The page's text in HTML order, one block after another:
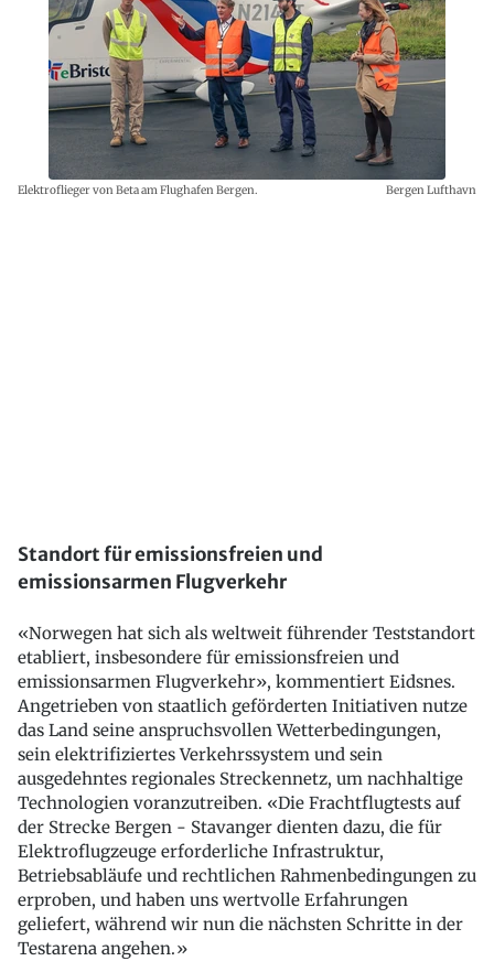
Elektroflieger von Beta am Flughafen Bergen. Bergen Lufthavn
Standort für emissionsfreien und
emissionsarmen Flugverkehr
«Norwegen hat sich als weltweit führender Teststandort
etabliert, insbesondere für emissionsfreien und
emissionsarmen Flugverkehr», kommentiert Eidsnes.
Angetrieben von staatlich geförderten Initiativen nutze
das Land seine anspruchsvollen Wetterbedingungen,
sein elektrifiziertes Verkehrssystem und sein
ausgedehntes regionales Streckennetz, um nachhaltige
Technologien voranzutreiben. «Die Frachtflugtests auf
der Strecke Bergen - Stavanger dienten dazu, die für
Elektroflugzeuge erforderliche Infrastruktur,
Betriebsabläufe und rechtlichen Rahmenbedingungen zu
erproben, und haben uns wertvolle Erfahrungen
geliefert, während wir nun die nächsten Schritte in der
Testarena angehen.»